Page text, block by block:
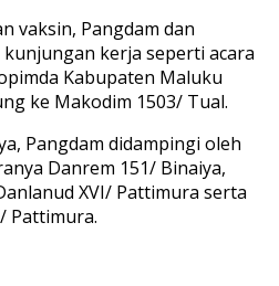
vaksin, Pangdam dan
kerja seperti acara
Kabupaten Maluku
ke Makodim 1503/ Tual.
Pangdam didampingi oleh
Danrem 151/ Binaiya,
XVI/ Pattimura serta
Pattimura.